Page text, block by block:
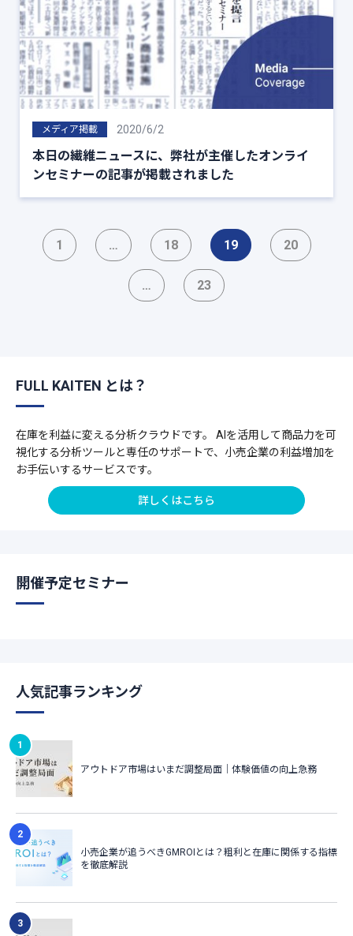
メディア掲載 2020/6/2
本日の繊維ニュースに、弊社が主催したオンライ
ンセミナーの記事が掲載されました
1 … 18 19 20
… 23
FULL KAITEN とは？
在庫を利益に変える分析クラウドです。 AIを活用して商品力を可
視化する分析ツールと専任のサポートで、小売企業の利益増加を
お手伝いするサービスです。
詳しくはこちら
開催予定セミナー
人気記事ランキング